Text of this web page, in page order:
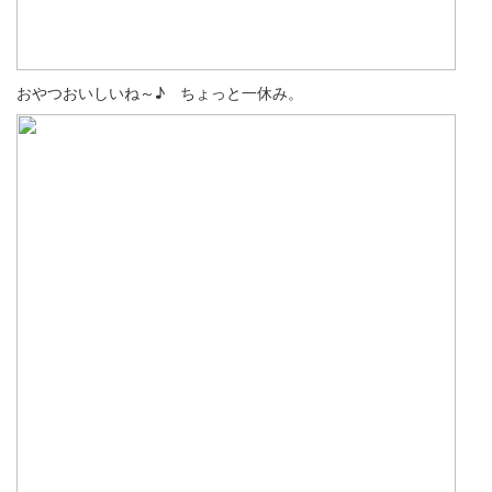
おやつおいしいね～♪ ちょっと一休み。